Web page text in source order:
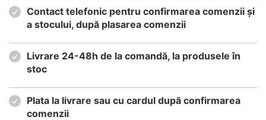
Contact telefonic pentru confirmarea comenzii și
a stocului, după plasarea comenzii
Livrare 24-48h de la comandă, la produsele în
stoc
Plata la livrare sau cu cardul după confirmarea
comenzii